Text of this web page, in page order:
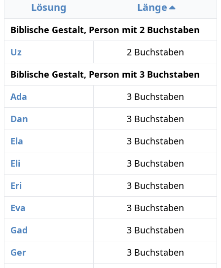
Lösung Länge
Biblische Gestalt, Person mit 2 Buchstaben
Uz
2 Buchstaben
Biblische Gestalt, Person mit 3 Buchstaben
Ada
3 Buchstaben
Dan
3 Buchstaben
Ela
3 Buchstaben
Eli
3 Buchstaben
Eri
3 Buchstaben
Eva
3 Buchstaben
Gad
3 Buchstaben
Ger
3 Buchstaben